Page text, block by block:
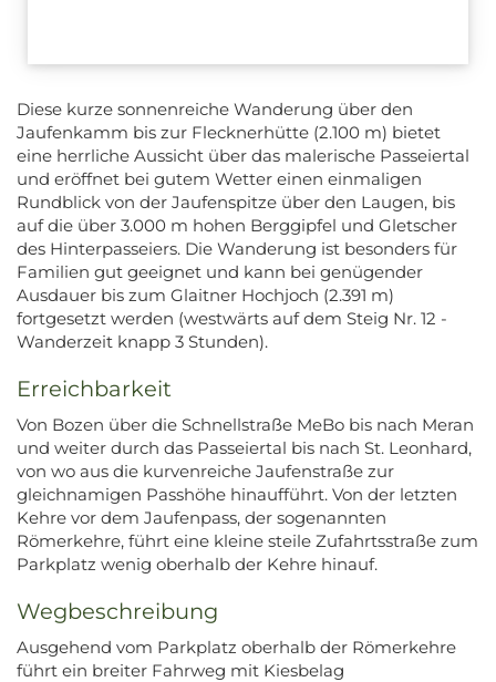
Diese kurze sonnenreiche Wanderung über den
Jaufenkamm bis zur Flecknerhütte (2.100 m) bietet
eine herrliche Aussicht über das malerische Passeiertal
und eröffnet bei gutem Wetter einen einmaligen
Rundblick von der Jaufenspitze über den Laugen, bis
auf die über 3.000 m hohen Berggipfel und Gletscher
des Hinterpasseiers. Die Wanderung ist besonders für
Familien gut geeignet und kann bei genügender
Ausdauer bis zum Glaitner Hochjoch (2.391 m)
fortgesetzt werden (westwärts auf dem Steig Nr. 12 -
Wanderzeit knapp 3 Stunden).
Erreichbarkeit
Von Bozen über die Schnellstraße MeBo bis nach Meran
und weiter durch das Passeiertal bis nach St. Leonhard,
von wo aus die kurvenreiche Jaufenstraße zur
gleichnamigen Passhöhe hinaufführt. Von der letzten
Kehre vor dem Jaufenpass, der sogenannten
Römerkehre, führt eine kleine steile Zufahrtsstraße zum
Parkplatz wenig oberhalb der Kehre hinauf.
Wegbeschreibung
Ausgehend vom Parkplatz oberhalb der Römerkehre
führt ein breiter Fahrweg mit Kiesbelag